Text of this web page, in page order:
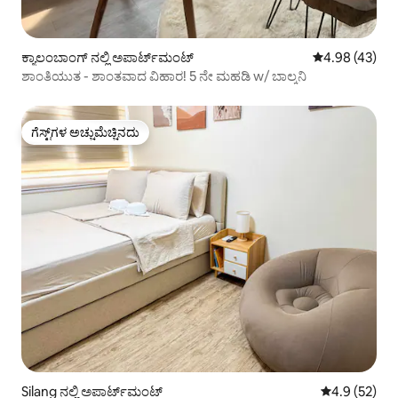
ಕ್ಯಾಲಂಬಾಂಗ್ ನಲ್ಲಿ ಅಪಾರ್ಟ್‌ಮಂಟ್ 5 ರಲ್ಲಿ 4.98
4.98 (43)
ಶಾಂತಿಯುತ - ಶಾಂತವಾದ ವಿಹಾರ! 5 ನೇ ಮಹಡಿ w/ ಬಾಲ್ಕನಿ
ಗೆಸ್ಟ್‌ಗಳ ಅಚ್ಚುಮೆಚ್ಚಿನದು
ಗೆಸ್ಟ್‌ಗಳ ಅಚ್ಚುಮೆಚ್ಚಿನದು
Silang ನಲ್ಲಿ ಅಪಾರ್ಟ್‌ಮಂಟ್ 5 ರಲ್ಲಿ 4.9
4.9 (52)